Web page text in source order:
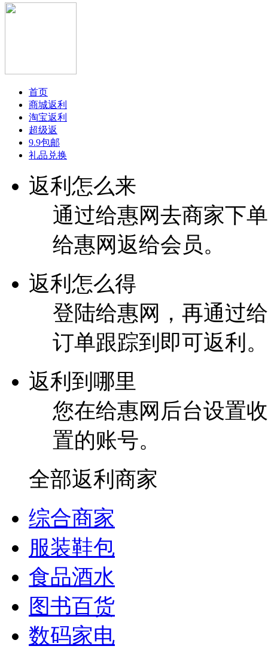
首页
商城返利
淘宝返利
超级返
9.9包邮
礼品兑换
返利怎么来
通过给惠网去商家下
给惠网返给会员。
返利怎么得
登陆给惠网，再通过
订单跟踪到即可返利。
返利到哪里
您在给惠网后台设置
置的账号。
全部返利商家
综合商家
服装鞋包
食品酒水
图书百货
数码家电